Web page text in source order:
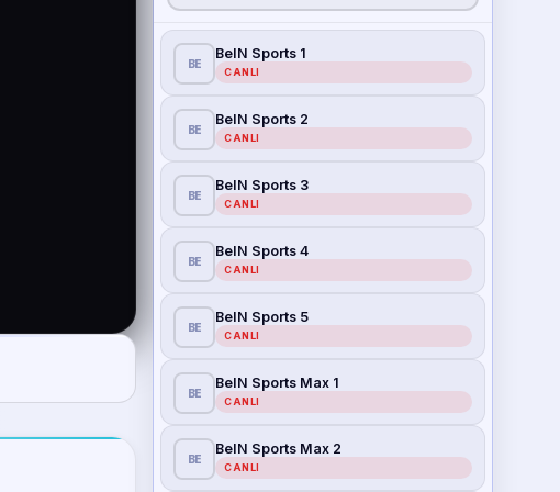
BE
BeIN Sports 1
CANLI
BE
BeIN Sports 2
CANLI
BE
BeIN Sports 3
CANLI
BE
BeIN Sports 4
CANLI
BE
BeIN Sports 5
CANLI
BE
BeIN Sports Max 1
CANLI
BE
BeIN Sports Max 2
CANLI